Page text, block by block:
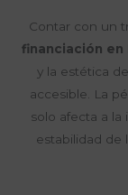
Contar con un
financiación en
y la estética
accesible. La
solo afecta a la
estabilidad de